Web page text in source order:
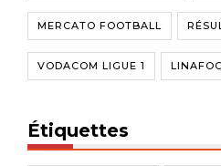
MERCATO FOOTBALL
VODACOM LIGUE 1
Étiquettes